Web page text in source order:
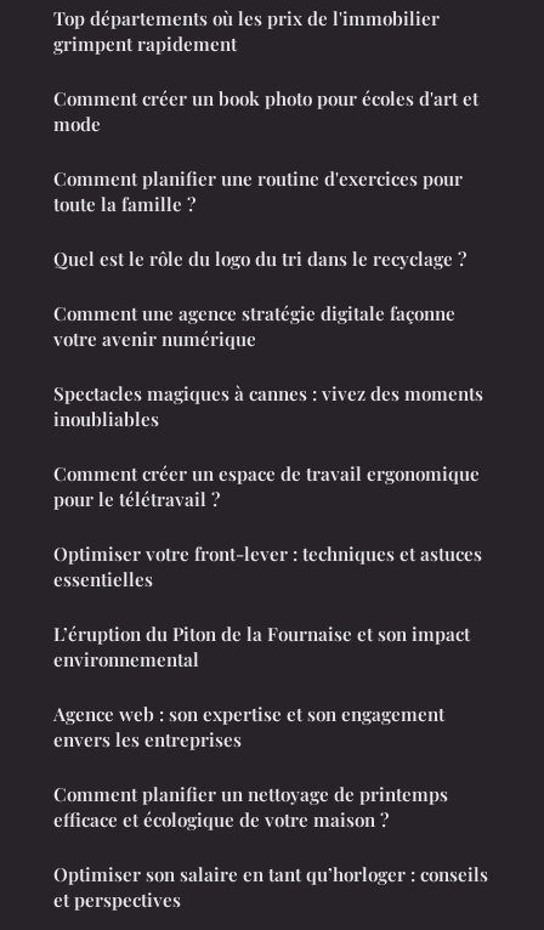
Top départements où les prix de l'immobilier
grimpent rapidement
Comment créer un book photo pour écoles d'art et
mode
Comment planifier une routine d'exercices pour
toute la famille ?
Quel est le rôle du logo du tri dans le recyclage ?
Comment une agence stratégie digitale façonne
votre avenir numérique
Spectacles magiques à cannes : vivez des moments
inoubliables
Comment créer un espace de travail ergonomique
pour le télétravail ?
Optimiser votre front-lever : techniques et astuces
essentielles
L’éruption du Piton de la Fournaise et son impact
environnemental
Agence web : son expertise et son engagement
envers les entreprises
Comment planifier un nettoyage de printemps
efficace et écologique de votre maison ?
Optimiser son salaire en tant qu’horloger : conseils
et perspectives